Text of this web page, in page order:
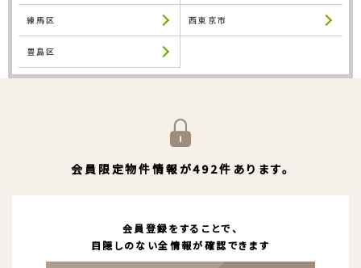
練馬区 西東京市
豊島区
会員限定物件情報が492件あります。
会員登録をすることで、
目隠しのない全情報が確認できます